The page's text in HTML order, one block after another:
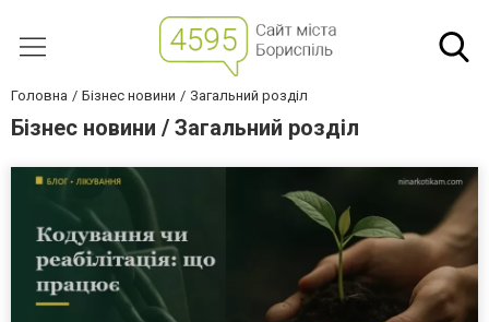
Головна Бізнес новини Загальний розділ
Бізнес новини / Загальний розділ